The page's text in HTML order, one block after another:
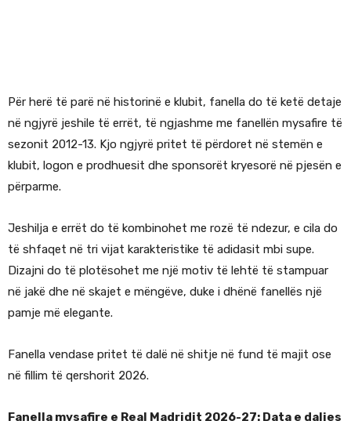
Për herë të parë në historinë e klubit, fanella do të ketë detaje
në ngjyrë jeshile të errët, të ngjashme me fanellën mysafire të
sezonit 2012-13. Kjo ngjyrë pritet të përdoret në stemën e
klubit, logon e prodhuesit dhe sponsorët kryesorë në pjesën e
përparme.
Jeshilja e errët do të kombinohet me rozë të ndezur, e cila do
të shfaqet në tri vijat karakteristike të adidasit mbi supe.
Dizajni do të plotësohet me një motiv të lehtë të stampuar
në jakë dhe në skajet e mëngëve, duke i dhënë fanellës një
pamje më elegante.
Fanella vendase pritet të dalë në shitje në fund të majit ose
në fillim të qershorit 2026.
Fanella mysafire e Real Madridit 2026-27: Data e daljes